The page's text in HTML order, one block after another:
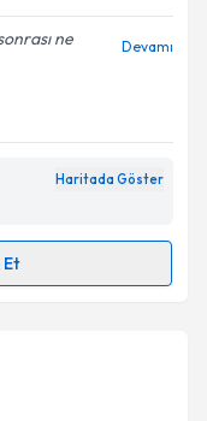
ilişkinAydınlatma
belirtilen
ne
Devamı
Haritada Göster
takvimi talebi
almanız için bir
bilgilendireceğiz.